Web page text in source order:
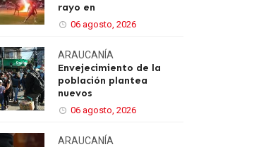
rayo en
06 agosto, 2026
ARAUCANÍA
Envejecimiento de la
población plantea
nuevos
06 agosto, 2026
ARAUCANÍA